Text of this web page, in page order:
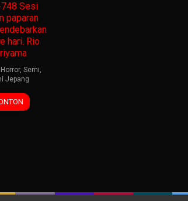
Sesi
paparan
hari. Rio
Horror, Semi,
Jepang